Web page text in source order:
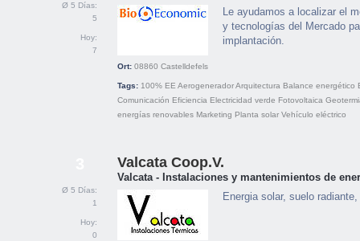
Ø 5 Días:
5
Hoy:
7
Le ayudamos a localizar el
y tecnologías del Mercado
implantación.
Ort: 08860 Castelldefels
Tags: 100% EE AerogeneradorArquitectura Balance energético
Comunicación Eficiencia Electricidad verde Fotovoltaica
energías renovables Marketing Planta solar Vehículo eléctrico
Ø 5 Días:
1
Hoy:
0
Valcata Coop.V.
Valcata - Instalaciones y mantenimientos de
Energia solar, suelo